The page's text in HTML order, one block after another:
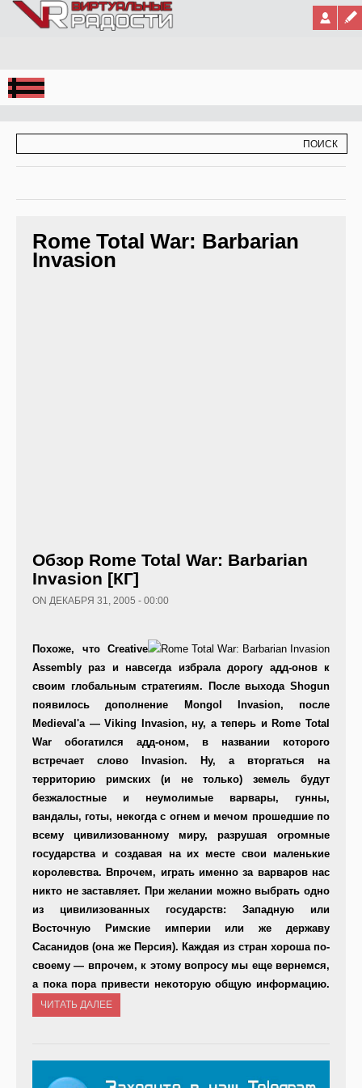
Jump to Navigation
Rome Total War: Barbarian
Invasion
Обзор Rome Total War: Barbarian
Invasion [КГ]
ON ДЕКАБРЯ 31, 2005 - 00:00
Похоже, что Creative
Assembly раз и навсегда избрала дорогу адд-онов к
своим глобальным стратегиям. После выхода Shogun
появилось дополнение Mongol Invasion, после
Medieval'а — Viking Invasion, ну, а теперь и Rome Total
War обогатился адд-оном, в названии которого
встречает слово Invasion. Ну, а вторгаться на
территорию римских (и не только) земель будут
безжалостные и неумолимые варвары, гунны,
вандалы, готы, некогда с огнем и мечом прошедшие по
всему цивилизованному миру, разрушая огромные
государства и создавая на их месте свои маленькие
королевства. Впрочем, играть именно за варваров нас
никто не заставляет. При желании можно выбрать одно
из цивилизованных государств: Западную или
Восточную Римские империи или же державу
Сасанидов (она же Персия). Каждая из стран хороша по-
своему — впрочем, к этому вопросу мы еще вернемся,
а пока пора привести некоторую общую информацию.
ЧИТАТЬ ДАЛЕЕ